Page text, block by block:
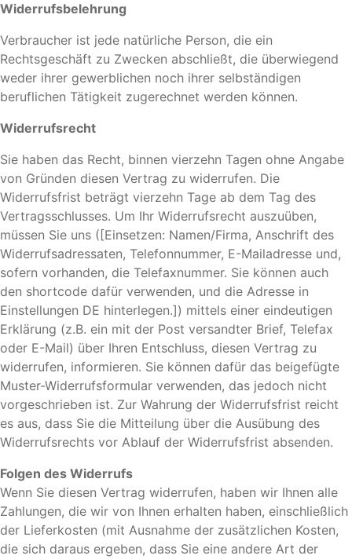
Widerrufsbelehrung
Verbraucher ist jede natürliche Person, die ein
Rechtsgeschäft zu Zwecken abschließt, die überwiegend
weder ihrer gewerblichen noch ihrer selbständigen
beruflichen Tätigkeit zugerechnet werden können.
Widerrufsrecht
Sie haben das Recht, binnen vierzehn Tagen ohne Angabe
von Gründen diesen Vertrag zu widerrufen. Die
Widerrufsfrist beträgt vierzehn Tage ab dem Tag des
Vertragsschlusses. Um Ihr Widerrufsrecht auszuüben,
müssen Sie uns ([Einsetzen: Namen/Firma, Anschrift des
Widerrufsadressaten, Telefonnummer, E-Mailadresse und,
sofern vorhanden, die Telefaxnummer. Sie können auch
den shortcode dafür verwenden, und die Adresse in
Einstellungen DE hinterlegen.]) mittels einer eindeutigen
Erklärung (z.B. ein mit der Post versandter Brief, Telefax
oder E-Mail) über Ihren Entschluss, diesen Vertrag zu
widerrufen, informieren. Sie können dafür das beigefügte
Muster-Widerrufsformular verwenden, das jedoch nicht
vorgeschrieben ist. Zur Wahrung der Widerrufsfrist reicht
es aus, dass Sie die Mitteilung über die Ausübung des
Widerrufsrechts vor Ablauf der Widerrufsfrist absenden.
Folgen des Widerrufs
Wenn Sie diesen Vertrag widerrufen, haben wir Ihnen alle
Zahlungen, die wir von Ihnen erhalten haben, einschließlich
der Lieferkosten (mit Ausnahme der zusätzlichen Kosten,
die sich daraus ergeben, dass Sie eine andere Art der